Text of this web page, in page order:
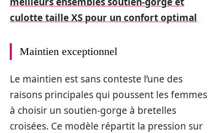
culotte taille XS pour un confort optimal
Maintien exceptionnel
Le maintien est sans conteste l’une des
raisons principales qui poussent les femmes
à choisir un soutien-gorge à bretelles
croisées. Ce modèle répartit la pression sur